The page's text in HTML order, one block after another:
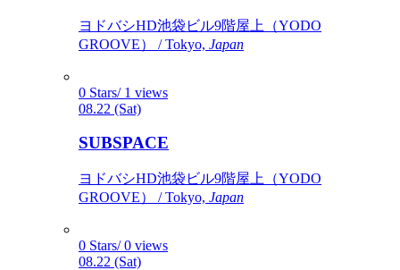
ヨドバシHD池袋ビル9階屋上（YODO
GROOVE） / Tokyo, Japan
0 Stars/ 1 views
08.22 (Sat)
SUBSPACE
ヨドバシHD池袋ビル9階屋上（YODO
GROOVE） / Tokyo, Japan
0 Stars/ 0 views
08.22 (Sat)